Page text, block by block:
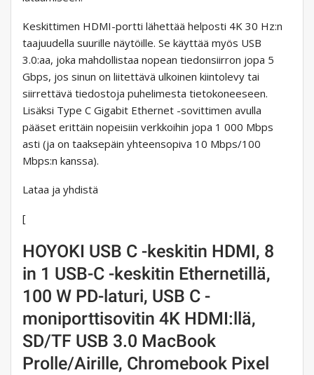
Keskittimen HDMI-portti lähettää helposti 4K 30 Hz:n
taajuudella suurille näytöille. Se käyttää myös USB
3.0:aa, joka mahdollistaa nopean tiedonsiirron jopa 5
Gbps, jos sinun on liitettävä ulkoinen kiintolevy tai
siirrettävä tiedostoja puhelimesta tietokoneeseen.
Lisäksi Type C Gigabit Ethernet -sovittimen avulla
pääset erittäin nopeisiin verkkoihin jopa 1 000 Mbps
asti (ja on taaksepäin yhteensopiva 10 Mbps/100
Mbps:n kanssa).
Lataa ja yhdistä
[
HOYOKI USB C -keskitin HDMI, 8
in 1 USB-C -keskitin Ethernetillä,
100 W PD-laturi, USB C -
moniporttisovitin 4K HDMI:llä,
SD/TF USB 3.0 MacBook
Prolle/Airille, Chromebook Pixel